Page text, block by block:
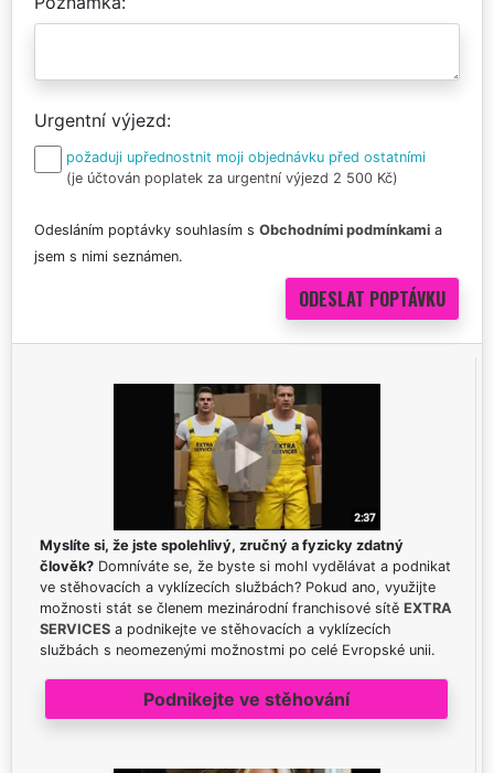
Urgentní výjezd
požaduji upřednostnit moji objednávku před ostatními
(je účtován poplatek za urgentní výjezd 2 500 Kč)
Odesláním poptávky souhlasím s Obchodními podmínkami a
jsem s nimi seznámen.
Myslíte si, že jste spolehlivý, zručný a fyzicky zdatný
člověk? Domníváte se, že byste si mohl vydělávat a podnikat
ve stěhovacích a vyklízecích službách? Pokud ano, využijte
možnosti stát se členem mezinárodní franchisové sítě EXTRA
SERVICES a podnikejte ve stěhovacích a vyklízecích
službách s neomezenými možnostmi po celé Evropské unii.
Podnikejte ve stěhování